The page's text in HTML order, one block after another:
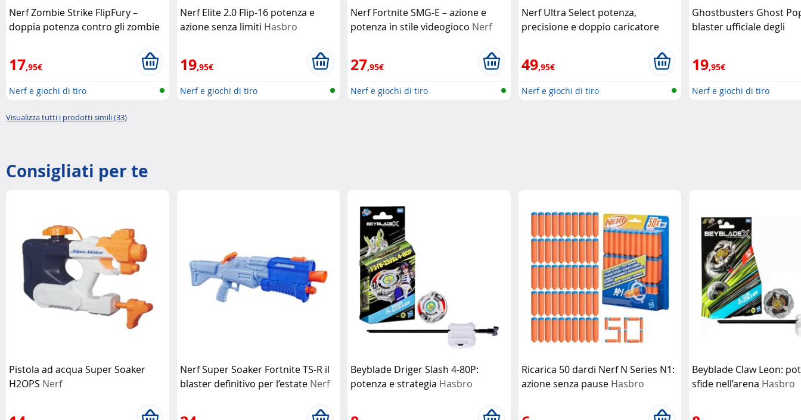
Nerf Zombie Strike FlipFury –
doppia potenza contro gli zombie
17,95€
Nerf e giochi di tiro
Nerf Elite 2.0 Flip-16 potenza e
azione senza limiti Hasbro
19,95€
Nerf e giochi di tiro
Nerf Fortnite SMG-E – azione e
potenza in stile videogioco Nerf
27,95€
Nerf e giochi di tiro
Nerf Ultra Select potenza,
precisione e doppio caricatore
49,95€
Nerf e giochi di tiro
Ghostbusters Ghost
blaster ufficiale degli
19,95€
Nerf e giochi di tiro
Visualizza tutti i prodotti simili (33)
Consigliati per te
Pistola ad acqua Super Soaker
H2OPS Nerf
Nerf Super Soaker Fortnite TS-R il
blaster definitivo per l’estate Nerf
Beyblade Driger Slash 4-80P:
potenza e strategia Hasbro
Ricarica 50 dardi Nerf N Series N1:
azione senza pause Hasbro
Beyblade Claw Leon:
sfide nell’arena Hasbro